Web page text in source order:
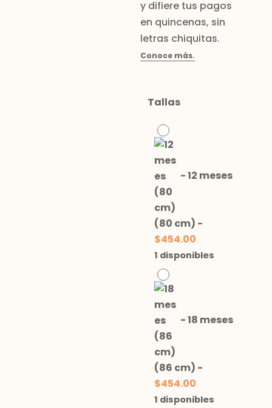
Tallas
-12 meses
(80 cm) -
$454.00
1 disponibles
-18 meses
(86 cm) -
$454.00
1 disponibles